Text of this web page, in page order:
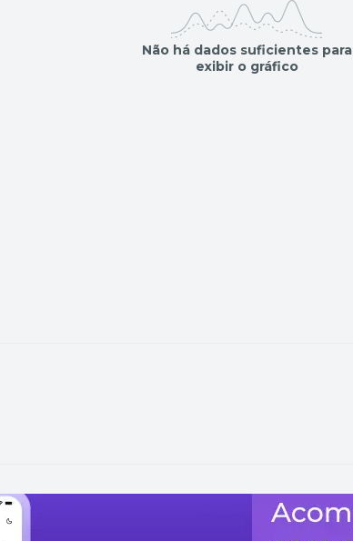
Não há dados suficientes para
exibir o gráfico